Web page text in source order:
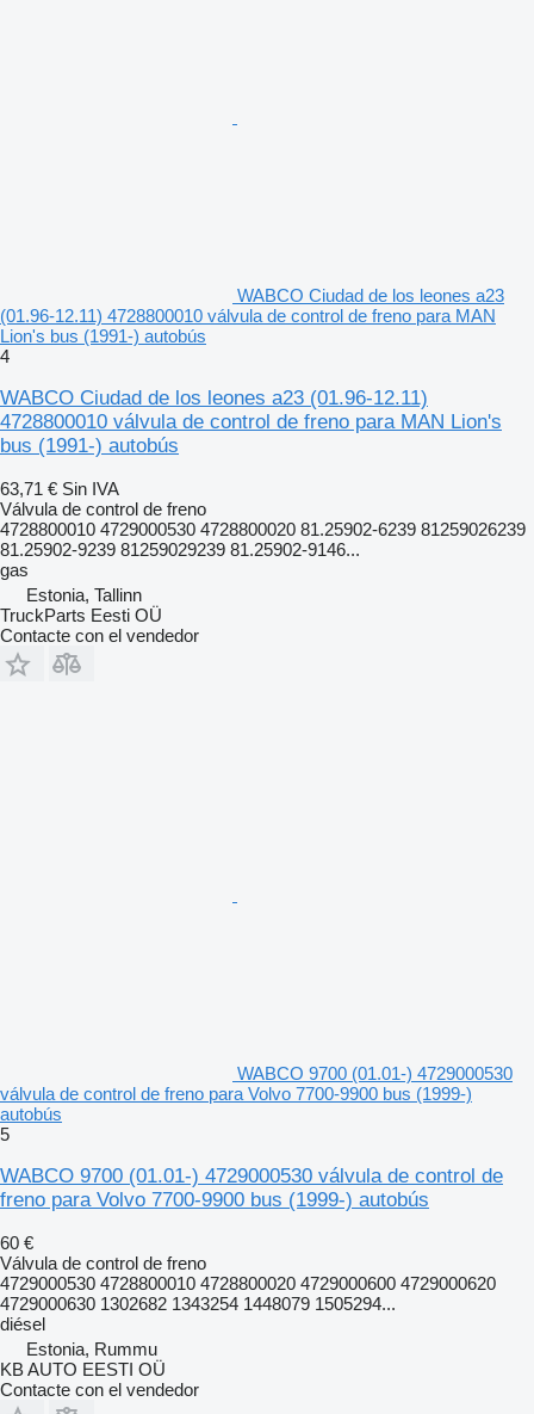
WABCO Ciudad de los leones a23
(01.96-12.11) 4728800010 válvula de control de freno para MAN
Lion's bus (1991-) autobús
4
WABCO Ciudad de los leones a23 (01.96-12.11)
4728800010 válvula de control de freno para MAN Lion's
bus (1991-) autobús
63,71 € Sin IVA
Válvula de control de freno
4728800010 4729000530 4728800020 81.25902-6239 81259026239
81.25902-9239 81259029239 81.25902-9146...
gas
Estonia, Tallinn
TruckParts Eesti OÜ
Contacte con el vendedor
WABCO 9700 (01.01-) 4729000530
válvula de control de freno para Volvo 7700-9900 bus (1999-)
autobús
5
WABCO 9700 (01.01-) 4729000530 válvula de control de
freno para Volvo 7700-9900 bus (1999-) autobús
60 €
Válvula de control de freno
4729000530 4728800010 4728800020 4729000600 4729000620
4729000630 1302682 1343254 1448079 1505294...
diésel
Estonia, Rummu
KB AUTO EESTI OÜ
Contacte con el vendedor